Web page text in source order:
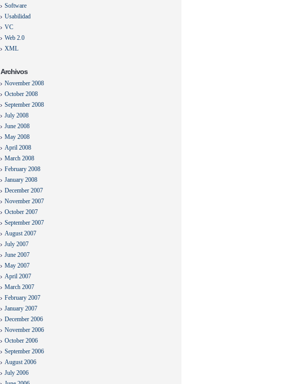
Software
Usabilidad
VC
Web 2.0
XML
Archivos
November 2008
October 2008
September 2008
July 2008
June 2008
May 2008
April 2008
March 2008
February 2008
January 2008
December 2007
November 2007
October 2007
September 2007
August 2007
July 2007
June 2007
May 2007
April 2007
March 2007
February 2007
January 2007
December 2006
November 2006
October 2006
September 2006
August 2006
July 2006